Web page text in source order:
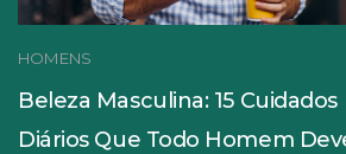
HOMENS
Beleza Masculina: 15 Cuidados
Diários Que Todo Homem